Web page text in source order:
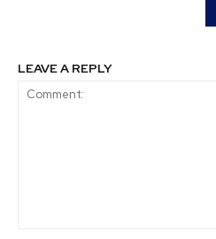
LEAVE A REPLY